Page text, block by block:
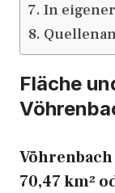
In
Fläche
70,47 km²